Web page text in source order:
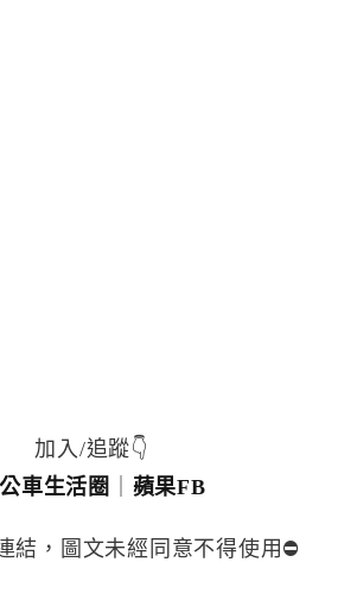
加入/追蹤👇
車生活圈
蘋果FB
結，圖文未經同意不得使用⛔️